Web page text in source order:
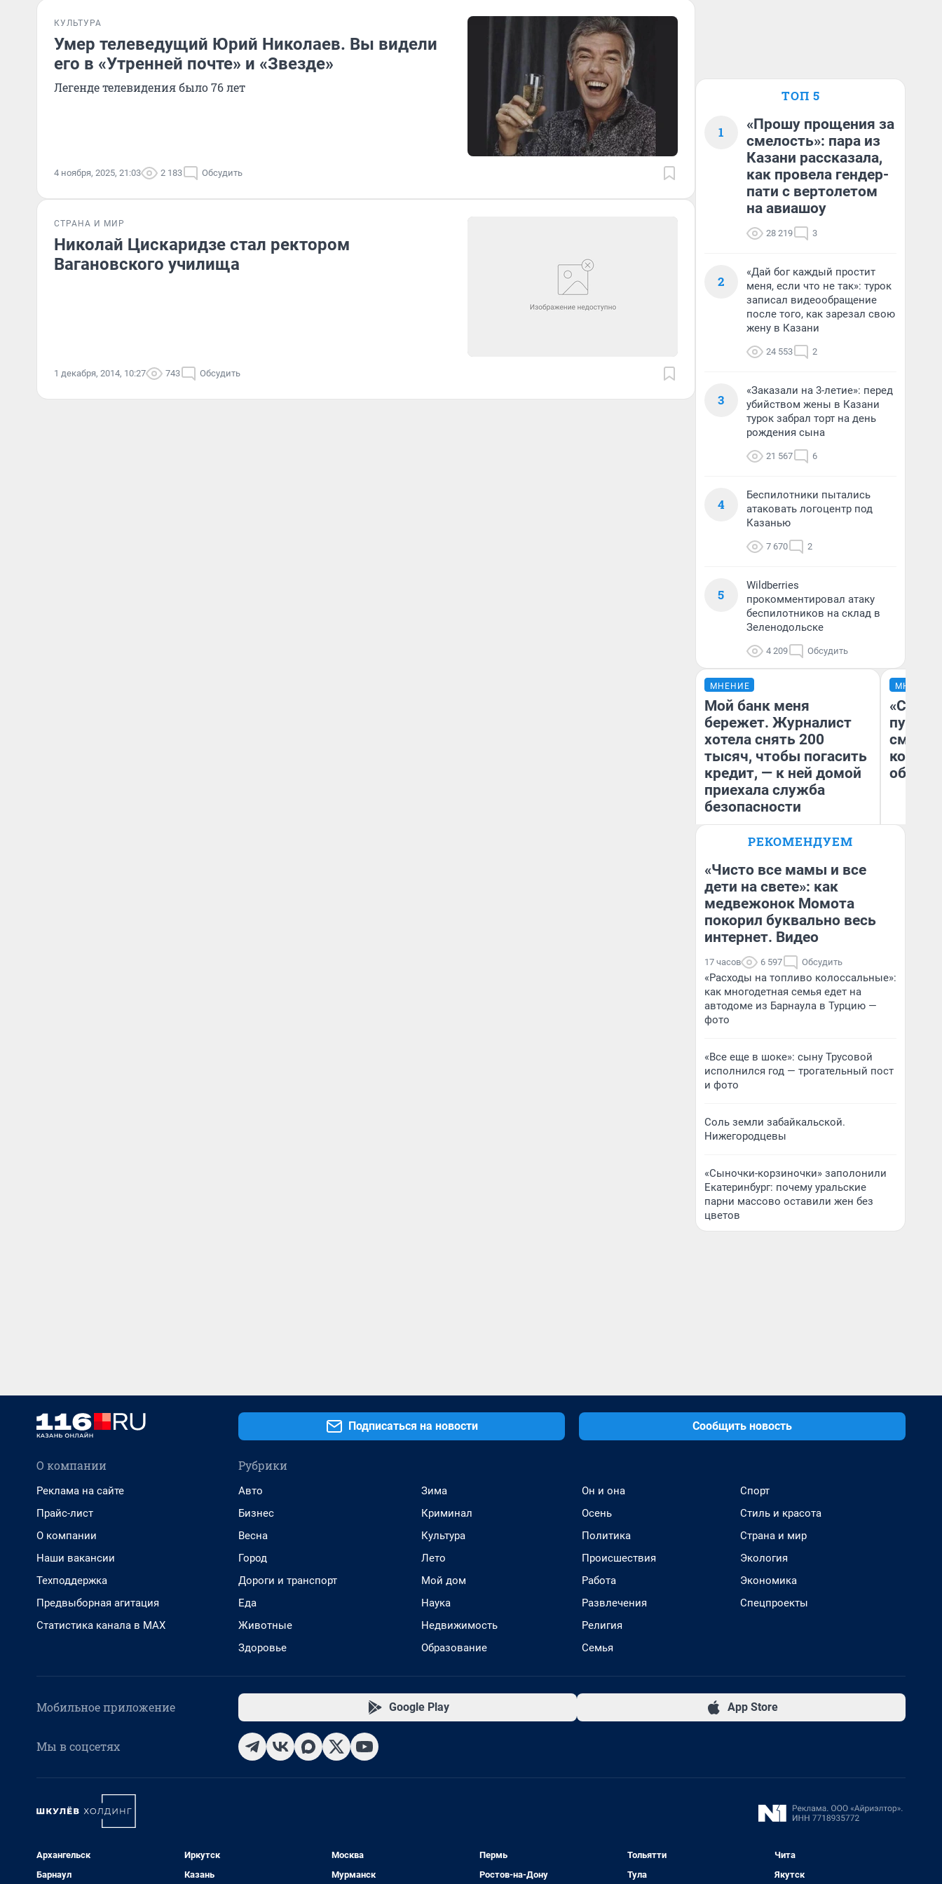
КУЛЬТУРА
Умер телеведущий Юрий Николаев. Вы видели
его в «Утренней почте» и «Звезде»
Легенде телевидения было 76 лет
4 ноября, 2025, 21:03 2 183 Обсудить
СТРАНА И МИР
Николай Цискаридзе стал ректором
Вагановского училища
1 декабря, 2014, 10:27 743 Обсудить
ТОП 5
1
«Прошу прощения за
смелость»: пара из
Казани рассказала,
как провела гендер-
пати с вертолетом
на авиашоу
28 219 3
2
«Дай бог каждый простит
меня, если что не так»: турок
записал видеообращение
после того, как зарезал свою
жену в Казани
24 553 2
3
«Заказали на 3-летие»: перед
убийством жены в Казани
турок забрал торт на день
рождения сына
21 567 6
4
Беспилотники пытались
атаковать логоцентр под
Казанью
7 670 2
5
Wildberries
прокомментировал атаку
беспилотников на склад в
Зеленодольске
4 209 Обсудить
МНЕНИЕ
Мой банк меня
бережет. Журналист
хотела снять 200
тысяч, чтобы погасить
кредит, — к ней домой
приехала служба
безопасности
Ксения Владимирская
МНЕНИЕ
РЕКОМЕНДУЕМ
«Чисто все мамы и все
дети на свете»: как
медвежонок Момота
покорил буквально весь
интернет. Видео
17 часов 6 597 Обсудить
«Расходы на топливо колоссальные»:
как многодетная семья едет на
автодоме из Барнаула в Турцию —
фото
«Все еще в шоке»: сыну Трусовой
исполнился год — трогательный пост
и фото
Соль земли забайкальской.
Нижегородцевы
«Сыночки-корзиночки» заполонили
Екатеринбург: почему уральские
парни массово оставили жен без
цветов
Подписаться на новости Сообщить новость
О компании
Реклама на сайте
Прайс-лист
О компании
Наши вакансии
Техподдержка
Предвыборная агитация
Статистика канала в MAX
Рубрики
Авто
Бизнес
Весна
Город
Дороги и транспорт
Еда
Животные
Здоровье
Зима
Криминал
Культура
Лето
Мой дом
Наука
Недвижимость
Образование
Он и она
Осень
Политика
Происшествия
Работа
Развлечения
Религия
Семья
Спорт
Стиль и красота
Страна и мир
Экология
Экономика
Спецпроекты
Мобильное приложение Google Play App Store
Мы в соцсетях
Архангельск
Барнаул
Иркутск
Казань
Москва
Мурманск
Пермь
Ростов-на-Дону
Тольятти
Тула
Чита
Якутск